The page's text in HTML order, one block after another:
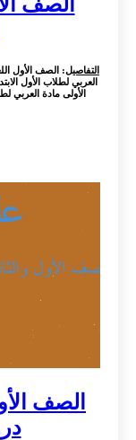
الصف
التفاصيل: الصف الأول
العربي لطلاب الأول
الأولى مادة العربي
الصف